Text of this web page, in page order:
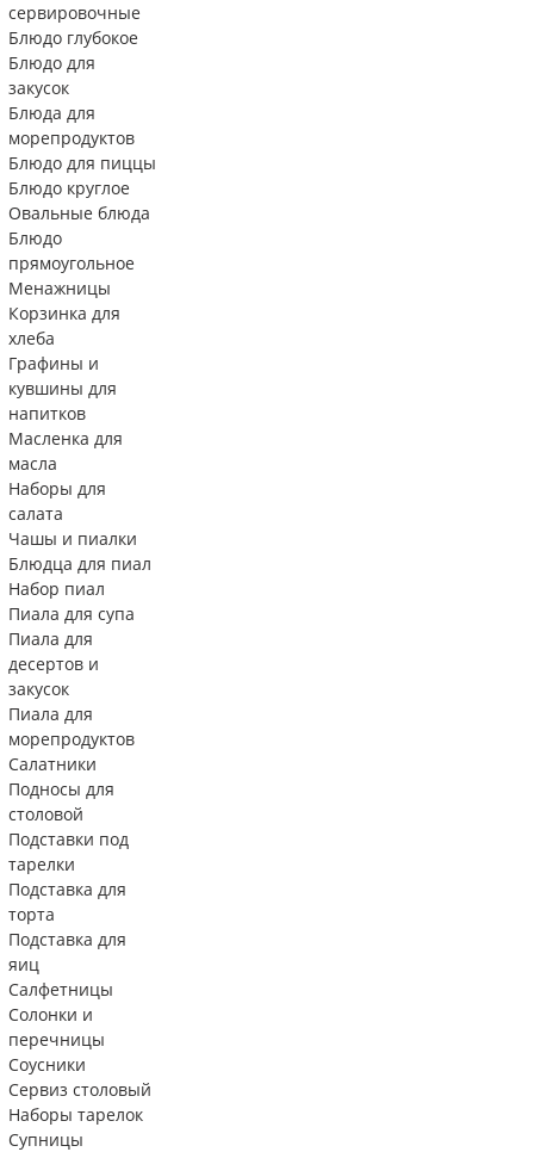
сервировочные
Блюдо глубокое
Блюдо для
закусок
Блюда для
морепродуктов
Блюдо для пиццы
Блюдо круглое
Овальные блюда
Блюдо
прямоугольное
Менажницы
Корзинка для
хлеба
Графины и
кувшины для
напитков
Масленка для
масла
Наборы для
салата
Чашы и пиалки
Блюдца для пиал
Набор пиал
Пиала для супа
Пиала для
десертов и
закусок
Пиала для
морепродуктов
Салатники
Подносы для
столовой
Подставки под
тарелки
Подставка для
торта
Подставка для
яиц
Салфетницы
Солонки и
перечницы
Соусники
Сервиз столовый
Наборы тарелок
Супницы